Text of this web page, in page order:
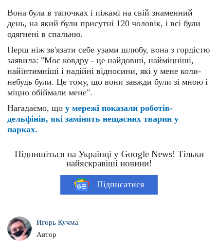
Вона була в тапочках і піжамі на свій знаменний
день, на який були присутні 120 чоловік, і всі були
одягнені в спальню.
Перш ніж зв'язати себе узами шлюбу, вона з гордістю
заявила: "Моє ковдру - це найдовші, найміцніші,
найінтимніші і надійні відносини, які у мене коли-
небудь були. Це тому, що вони завжди були зі мною і
міцно обіймали мене".
Нагадаємо, що у мережі показали роботів-
дельфінів, які замінять нещасних тварин у
парках.
Підпишіться на Українці у Google News! Тільки
найяскравіші новини!
Підписатися
Игорь Кучма
Автор